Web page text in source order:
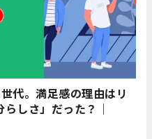
代。満足感の理由はリ
しさ」だった？｜